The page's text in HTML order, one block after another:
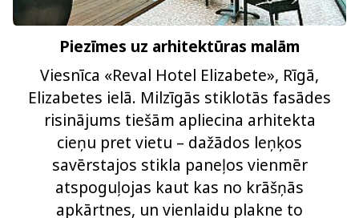
Piezīmes uz arhitektūras malām
Viesnīca «Reval Hotel Elizabete», Rīgā,
Elizabetes ielā. Milzīgās stiklotās fasādes
risinājums tiešām apliecina arhitekta
cieņu pret vietu – dažādos leņķos
savērstajos stikla paneļos vienmēr
atspoguļojas kaut kas no krāšņās
apkārtnes, un vienlaidu plakne to